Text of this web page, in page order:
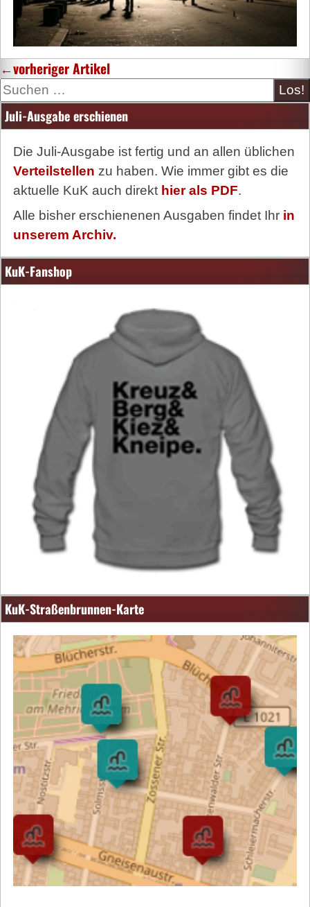
←vorheriger Artikel
Suche
Juli-Ausgabe erschienen
Die Juli-Ausgabe ist fertig und an allen üblichen
Verteilstellen zu haben. Wie immer gibt es die
aktuelle KuK auch direkt hier als PDF.
Alle bisher erschienenen Ausgaben findet Ihr in
unserem Archiv.
KuK-Fanshop
KuK-Straßenbrunnen-Karte